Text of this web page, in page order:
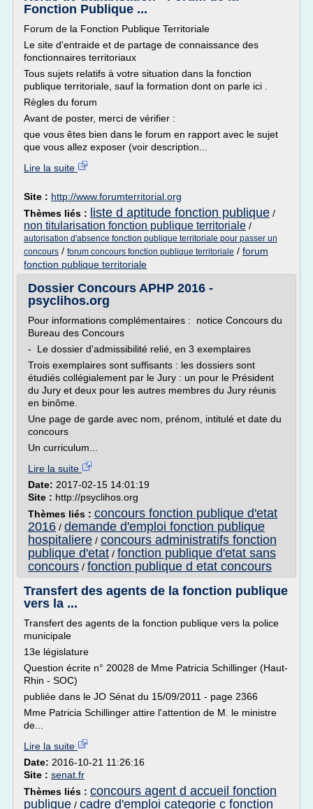
Fonction Publique ...
Forum de la Fonction Publique Territoriale
Le site d'entraide et de partage de connaissance des
fonctionnaires territoriaux
Tous sujets relatifs à votre situation dans la fonction
publique territoriale, sauf la formation dont on parle ici .
Règles du forum
Avant de poster, merci de vérifier :
que vous êtes bien dans le forum en rapport avec le sujet
que vous allez exposer (voir description...
Lire la suite
Site : http://www.forumterritorial.org
Thèmes liés :
liste d aptitude fonction publique /
non titularisation fonction publique territoriale /
autorisation d'absence fonction publique territoriale pour passer un
concours / forum concours fonction publique territoriale / forum
fonction publique territoriale
Dossier Concours APHP 2016 -
psyclihos.org
Pour informations complémentaires : notice Concours du
Bureau des Concours
- Le dossier d'admissibilité relié, en 3 exemplaires
Trois exemplaires sont suffisants : les dossiers sont
étudiés collégialement par le Jury : un pour le Président
du Jury et deux pour les autres membres du Jury réunis
en binôme.
Une page de garde avec nom, prénom, intitulé et date du
concours
Un curriculum...
Lire la suite
Date: 2017-02-15 14:01:19
Site : http://psyclihos.org
Thèmes liés : concours fonction publique d'etat
2016 / demande d'emploi fonction publique
hospitaliere / concours administratifs fonction
publique d'etat / fonction publique d'etat sans
concours / fonction publique d etat concours
Transfert des agents de la fonction publique
vers la ...
Transfert des agents de la fonction publique vers la police
municipale
13e législature
Question écrite n° 20028 de Mme Patricia Schillinger (Haut-
Rhin - SOC)
publiée dans le JO Sénat du 15/09/2011 - page 2366
Mme Patricia Schillinger attire l'attention de M. le ministre
de...
Lire la suite
Date: 2016-10-21 11:26:16
Site : senat.fr
Thèmes liés : concours agent d accueil fonction
publique / cadre d'emploi categorie c fonction